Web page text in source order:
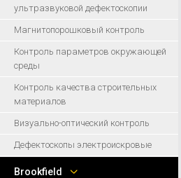
ультразвуковой дефектоскопии
Магнитопорошковый контроль
Контроль параметров окружающей
среды
Контроль качества строительных
материалов
Визуально-оптический контроль
Дефектоскопы электроискровые
Brookfield